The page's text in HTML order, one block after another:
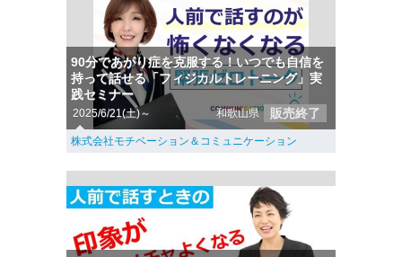
90分であがり症を克服する！いつでも自信を
持って話せる「フィジカルトレーニング」実
践セミナー
2025/6/21(土)～ 和歌山県 販売終了
株式会社モチベーション＆コミュニケーション